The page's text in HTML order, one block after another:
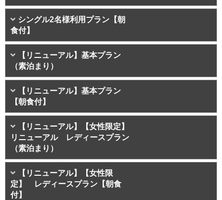
シングル2名様利用プラン【朝
食付】
【リニューアル】基本プラン
（素泊まり）
【リニューアル】基本プラン
【朝食付】
【リニューアル】【女性限定】
リニューアル レディースプラン
（素泊まり）
【リニューアル】【女性限
定】 レディースプラン【朝食
付】